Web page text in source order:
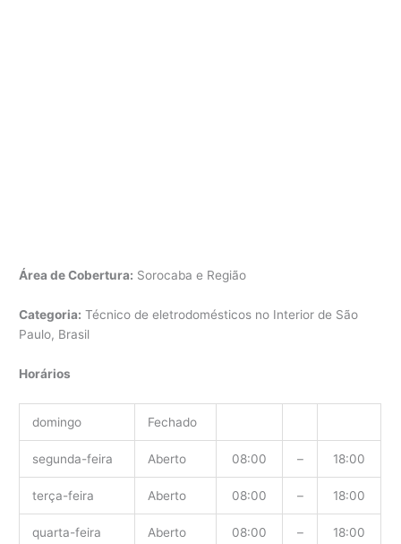
Área de Cobertura: Sorocaba e Região
Categoria: Técnico de eletrodomésticos no Interior de São
Paulo, Brasil
Horários
domingo Fechado
segunda-feira Aberto 08:00 – 18:00
terça-feira Aberto 08:00 – 18:00
quarta-feira Aberto 08:00 – 18:00